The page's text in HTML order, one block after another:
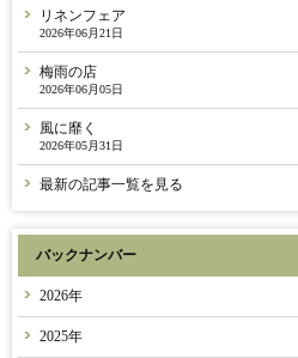
リネンフェア
2026年06月21日
梅雨の店
2026年06月05日
風に靡く
2026年05月31日
最新の記事一覧を見る
バックナンバー
2026年
2025年